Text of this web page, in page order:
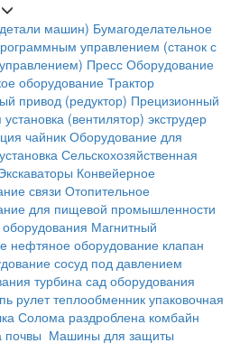
машин) Бумагоделательное
управлением (станок с
Пресс Оборудование
оборудованиеТрактор
привод (редуктор) Прецизионный
установка (вентилятор) экструдер
чайник Оборудование для
Сельскохозяйственная
Конвейерное
связи Отопительное
для пищевой промышленности
Магнитный
нефтяное оборудование клапан
сосуд под давлением
турбина сад оборудования
рулет теплообменник упаковочная
Солома раздроблена комбайн
почвы Машины для защиты